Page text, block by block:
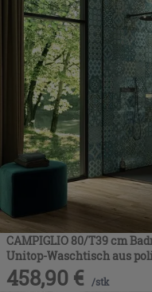
CAMPIGLIO 80/T39 cm
Unitop-Waschtisch aus
458,90 € /stk